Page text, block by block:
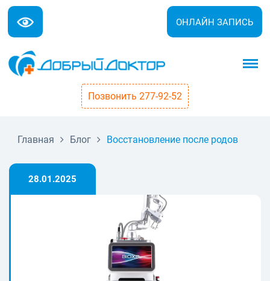
ОНЛАЙН ЗАПИСЬ
Позвонить 277-92-52
Главная Блог Восстановление после родов
28.01.2025